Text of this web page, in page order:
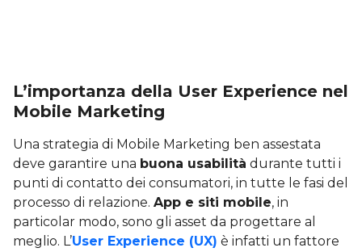
L’importanza della User Experience nel
Mobile Marketing
Una strategia di Mobile Marketing ben assestata
deve garantire una buona usabilità durante tutti i
punti di contatto dei consumatori, in tutte le fasi del
processo di relazione. App e siti mobile, in
particolar modo, sono gli asset da progettare al
meglio. L’User Experience (UX) è infatti un fattore